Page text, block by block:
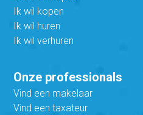
Ik wil kopen
Ik wil huren
Ik wil verhuren
Onze professionals
Vind een makelaar
Vind een taxateur